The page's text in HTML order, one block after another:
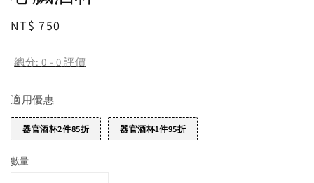
Regular
NT$ 750
總分:0 - 0 評價
適用優惠
器官酒杯2件85折 器官酒杯1件95折
數量